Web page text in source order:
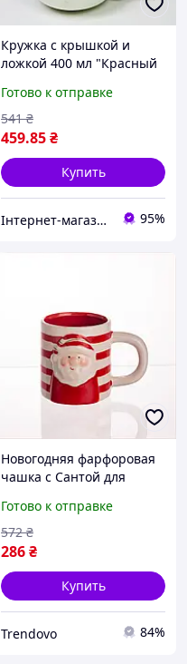
Кружка с крышкой и
ложкой 400 мл "Красный
отличным подарком для
близких
Готово к отправке
459.85₴
541 ₴
Купить
Інтернет-магазин товарів для дому "The Rechi" 95%
Новогодняя фарфоровая
чашка с Сантой для
напитков 350 мл уютный
подарок на праздник
Готово к отправке
286₴
572 ₴
Купить
Trendovo 84%